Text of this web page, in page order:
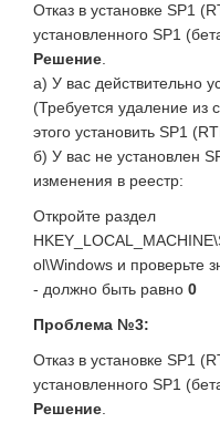
Отказ в установке SP1
установленного SP1
Решение
а) У вас действительно
(Требуется удаление из
этого установить SP1
б) У вас не установлен
изменения в реестр:
Откройте раздел
ol\Windows и проверьте
- должно быть равно 0
Проблема №3:
Отказ в установке SP1
установленного SP1
Решение